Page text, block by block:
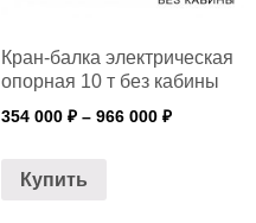
Кран-балка электрическая
опорная 10 т без кабины
354 000 ₽– 966 000 ₽
Купить